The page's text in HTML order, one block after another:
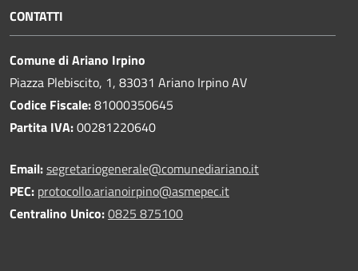
CONTATTI
Comune di Ariano Irpino
Piazza Plebiscito, 1, 83031 Ariano Irpino AV
Codice Fiscale:81000350645
Partita IVA:00281220640
Email:segretariogenerale@comunediariano.it
PEC: protocollo.arianoirpino@asmepec.it
Centralino Unico:0825 875100